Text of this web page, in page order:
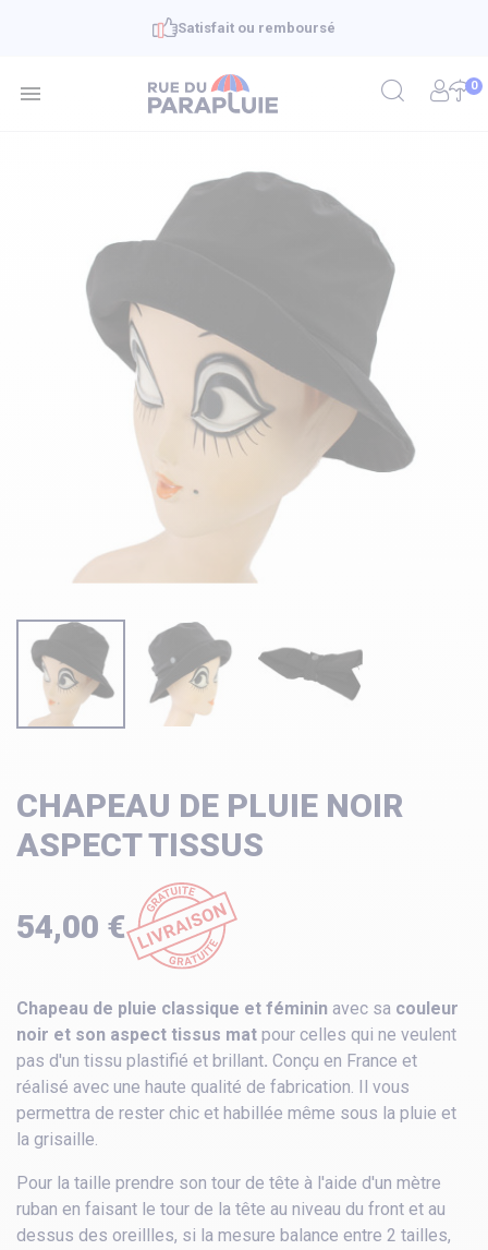
Satisfait ou remboursé
 0
CHAPEAU DE PLUIE NOIR
ASPECT TISSUS
54,00 €
Chapeau de pluie classique et féminin avec sa couleur
noir et son aspect tissus mat pour celles qui ne veulent
pas d'un tissu plastifié et brillant. Conçu en France et
réalisé avec une haute qualité de fabrication. Il vous
permettra de rester chic et habillée même sous la pluie et
la grisaille.
Pour la taille prendre son tour de tête à l'aide d'un mètre
ruban en faisant le tour de la tête au niveau du front et au
dessus des oreillles, si la mesure balance entre 2 tailles,